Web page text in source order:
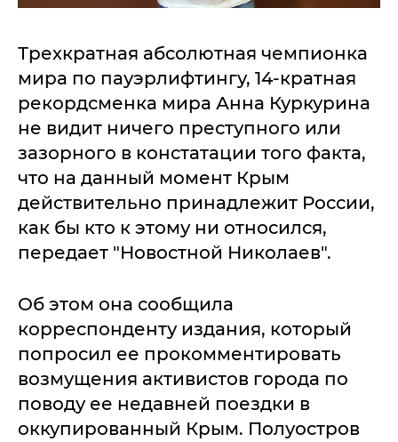
Трехкратная абсолютная чемпионка
мира по пауэрлифтингу, 14-кратная
рекордсменка мира Анна Куркурина
не видит ничего преступного или
зазорного в констатации того факта,
что на данный момент Крым
действительно принадлежит России,
как бы кто к этому ни относился,
передает "Новостной Николаев".
Об этом она сообщила
корреспонденту издания, который
попросил ее прокомментировать
возмущения активистов города по
поводу ее недавней поездки в
оккупированный Крым. Полуостров